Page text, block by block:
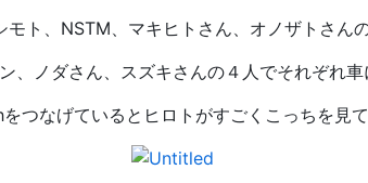
モト、NSTM、マキヒトさん、オノザトさんの
、ノダさん、スズキさんの４人でそれぞれ車
つなげているとヒロトがすごくこっちを見て